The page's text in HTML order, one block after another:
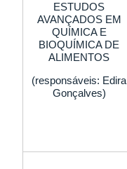
ESTUDOS
AVANÇADOS EM
QUÍMICA E
BIOQUÍMICA DE
ALIMENTOS
(responsáveis: Edira
Gonçalves)